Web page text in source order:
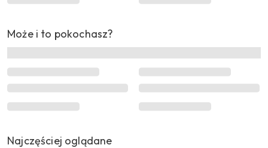
Może i to pokochasz?
Najczęściej oglądane